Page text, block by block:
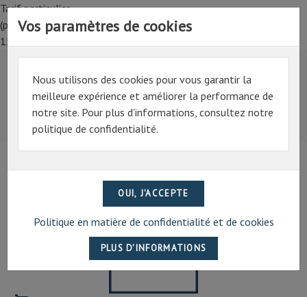
Tarif particulier,
(professionnel, connectez-vous pour bénéficier de la remise de
15%)
Tarif particulier,
(professionnel, connectez-vous pour bénéficier de la
remise de 15%)
07 69 94 13 47
Vos paramètres de cookies
Nous utilisons des cookies pour vous garantir la
meilleure expérience et améliorer la performance de
notre site. Pour plus d’informations, consultez notre
politique de confidentialité.
Politique en matière de confidentialité et de cookies